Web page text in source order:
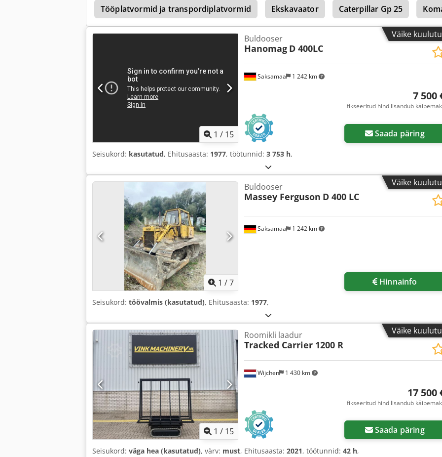
Tööplatvormid ja transpordiplatvormid
Ekskavaator Caterpillar Gp 25
Väike
1 / 15
Saksamaa 1 242 km
Buldooser
Hanomag D 400LC
7 500
fikseeritud hind lisandub
Saada päring
Seisukord: kasutatud, Ehitusaasta: 1977, töötunnid: 3 753 h,
Väike
1 /7
Saksamaa 1 242 km
Buldooser
Massey Ferguson D 400 LC
Hinnainfo
Seisukord: töövalmis (kasutatud), Ehitusaasta: 1977,
Väike
1 / 15
Wijchen 1 430 km
Roomikli laadur
Tracked Carrier 1200 R
17 500
fikseeritud hind lisandub
Saada päring
Seisukord: väga hea (kasutatud), värv: must, Ehitusaasta: 2021, töötunnid: 42 h,